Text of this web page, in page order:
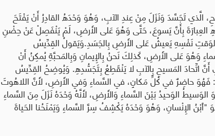
الَّذي تَجَسَّدَ وَنَزَلَ مِنْ عِندِ الآبِ، وَهُوَ وَحْدَهُ القادِرُ أَنْ يَفْتَحَ
العِبارَةَ بِأَنَّ يَسوعَ، حَتَّى وَهُوَ عَلى الأَرضِ، لَمْ يَنْفَصِلْ عَنْ حِضْنِ
نَفْسِهِ يَعيشُ عَلى الأَرضِ بِالجَسَدِ.وَيَقولُ القِدِّيسُ
وَهُوَ عَلى الأَرضِ، كَذلِكَ نَحنُ بِالإِيمانِ وَبِالمَحبَّةِ يُمكِنُ أَنْ
اتِّحادَ المَسيحِ بِالآبِ لا يَنْقَطِعُ بِتَجَسُّدِهِ.وَيُوضِحُ القِدِّيسُ
فَهُوَ حاضِرٌ في كُلِّ مَكانٍ، في السَّماءِ وَفي الأَرضِ، لأَنَّ اللاهُوتَ
الوَسيطُ الوَحيدُ بَيْنَ السَّماءِ وَالأَرضِ، لأَنَّهُ وَحْدَهُ نَزَلَ مِنَ السَّماءِ
"ٱبْنُ الإِنْسانِ، وَهُوَ وَحْدَهُ يَكْشِفُ سِرَّ السَّماءِ وَيَمْنَحُنا الحَياةَ